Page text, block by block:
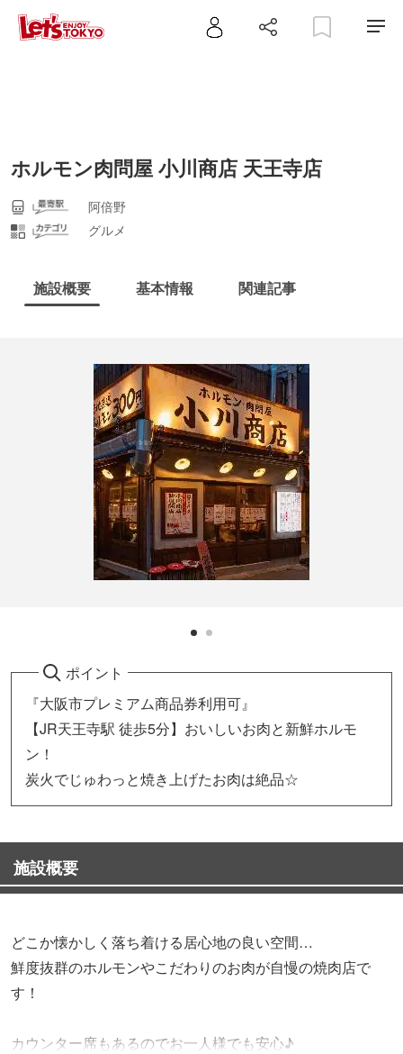
ホルモン肉問屋 小川商店 天王寺店
阿倍野
グルメ
施設概要 基本情報 関連記事
ポイント
『大阪市プレミアム商品券利用可』
【JR天王寺駅 徒歩5分】おいしいお肉と新鮮ホルモ
ン！
炭火でじゅわっと焼き上げたお肉は絶品☆
施設概要
どこか懐かしく落ち着ける居心地の良い空間…
鮮度抜群のホルモンやこだわりのお肉が自慢の焼肉店で
す！
カウンター席もあるのでお一人様でも安心♪